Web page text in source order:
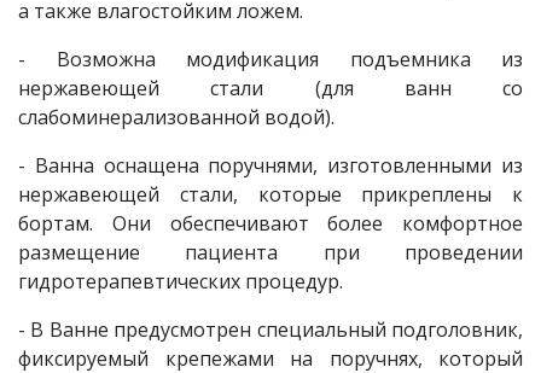
а также влагостойким ложем.
- Возможна модификация подъемника из
нержавеющей стали (для ванн со
слабоминерализованной водой).
- Ванна оснащена поручнями, изготовленными из
нержавеющей стали, которые прикреплены к
бортам. Они обеспечивают более комфортное
размещение пациента при проведении
гидротерапевтических процедур.
- В Ванне предусмотрен специальный подголовник,
фиксируемый крепежами на поручнях, который